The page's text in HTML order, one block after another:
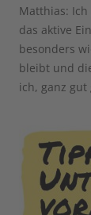
Matthias:
das aktive
besonders
bleibt und
ich, ganz gut